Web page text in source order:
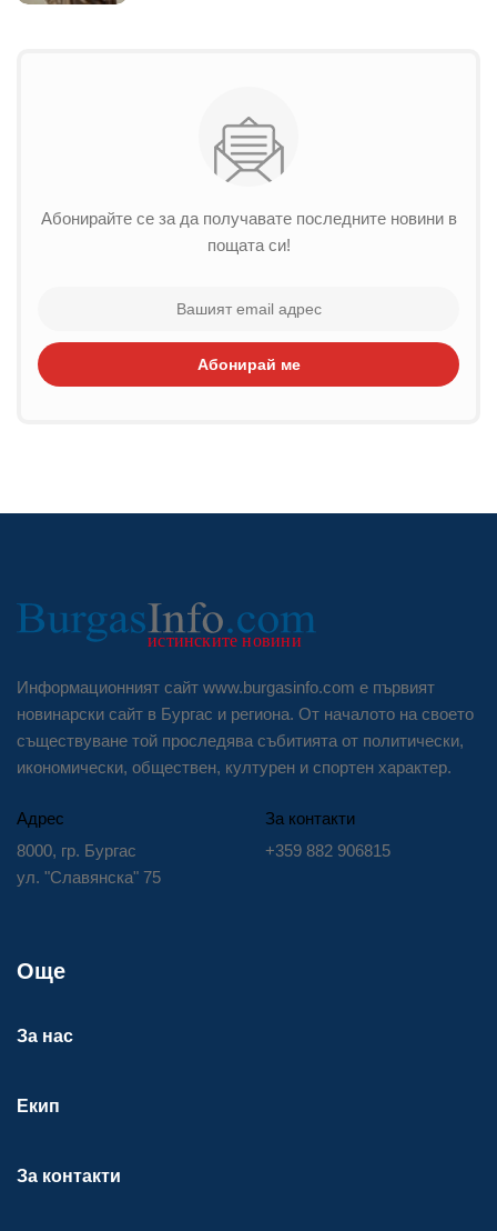
Абонирайте се за да получавате последните новини в
пощата си!
Абонирай ме
Информационният сайт www.burgasinfo.com е първият
новинарски сайт в Бургас и региона. От началото на своето
съществуване той проследява събитията от политически,
икономически, обществен, културен и спортен характер.
Адрес
8000, гр. Бургас
ул. "Славянска" 75
За контакти
+359 882 906815
Още
За нас
Екип
За контакти